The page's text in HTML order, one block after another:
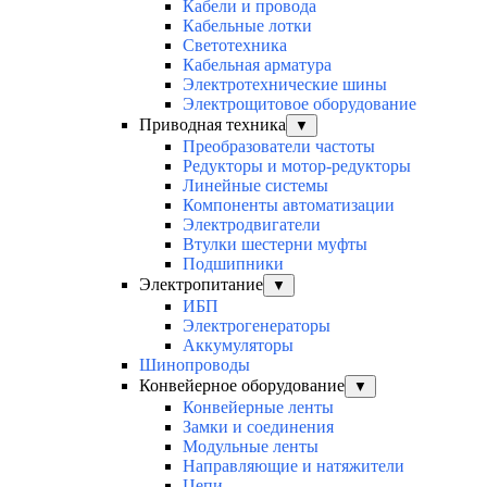
Кабели и провода
Кабельные лотки
Светотехника
Кабельная арматура
Электротехнические шины
Электрощитовое оборудование
Приводная техника
▼
Преобразователи частоты
Редукторы и мотор-редукторы
Линейные системы
Компоненты автоматизации
Электродвигатели
Втулки шестерни муфты
Подшипники
Электропитание
▼
ИБП
Электрогенераторы
Аккумуляторы
Шинопроводы
Конвейерное оборудование
▼
Конвейерные ленты
Замки и соединения
Модульные ленты
Направляющие и натяжители